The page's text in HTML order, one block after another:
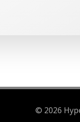
© 2026